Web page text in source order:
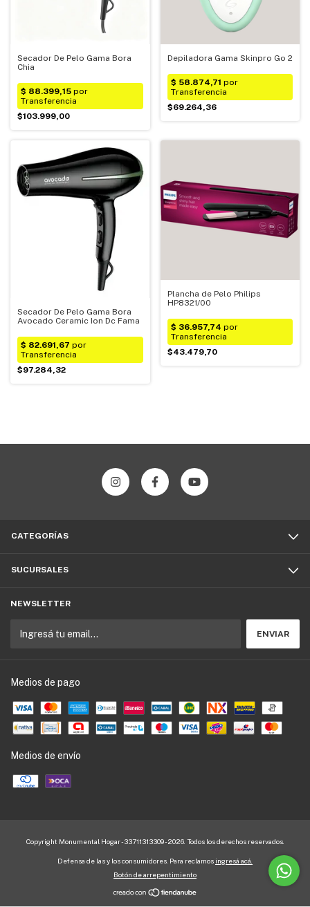
Secador De Pelo Gama Bora
Chia
$103.999,00
Depiladora Gama Skinpro Go 2
$69.264,36
Secador De Pelo Gama Bora
Avocado Ceramic Ion Dc Fama
$97.284,32
Plancha de Pelo Philips
HP8321/00
$43.479,70
CATEGORÍAS
SUCURSALES
NEWSLETTER
Medios de pago
Medios de envío
Copyright Monumental Hogar - 33711313309 - 2026. Todos los derechos reservados.
Defensa de las y los consumidores. Para reclamos ingresá acá.
Botón de arrepentimiento